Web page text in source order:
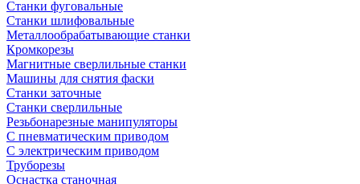
Станки фуговальные
Станки шлифовальные
Металлообрабатывающие станки
Кромкорезы
Магнитные сверлильные станки
Машины для снятия фаски
Станки заточные
Станки сверлильные
Резьбонарезные манипуляторы
С пневматическим приводом
С электрическим приводом
Труборезы
Оснастка станочная